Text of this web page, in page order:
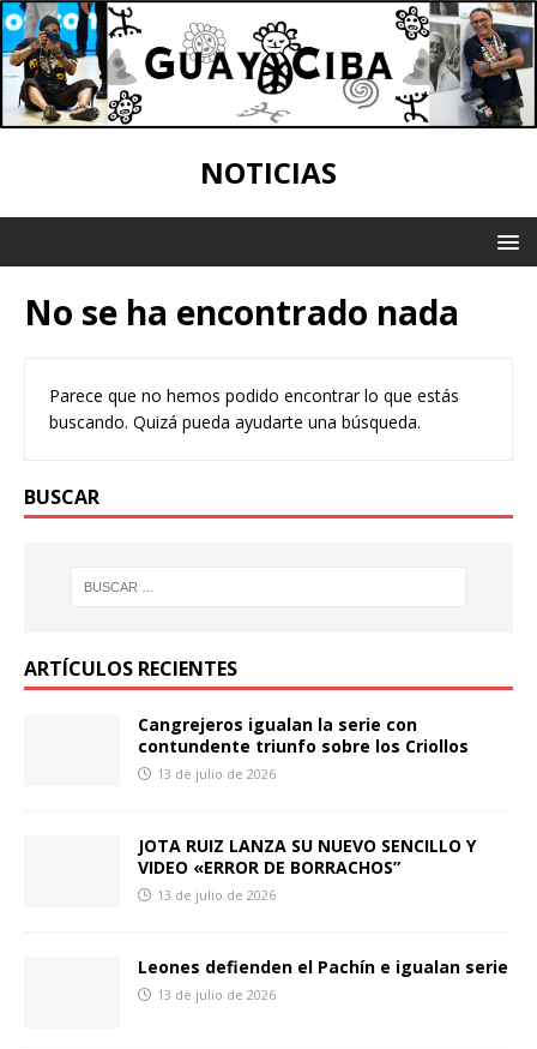
NOTICIAS
No se ha encontrado nada
Parece que no hemos podido encontrar lo que estás
buscando. Quizá pueda ayudarte una búsqueda.
BUSCAR
ARTÍCULOS RECIENTES
Cangrejeros igualan la serie con
contundente triunfo sobre los Criollos
13 de julio de 2026
JOTA RUIZ LANZA SU NUEVO SENCILLO Y
VIDEO «ERROR DE BORRACHOS”
13 de julio de 2026
Leones defienden el Pachín e igualan serie
13 de julio de 2026